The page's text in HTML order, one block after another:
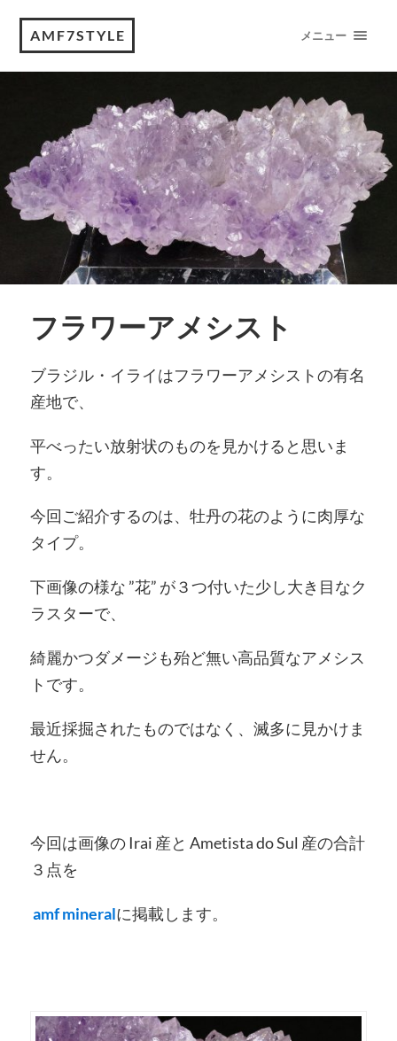
AMF7STYLE メニュー
フラワーアメシスト
ブラジル・イライはフラワーアメシストの有名
産地で、
平べったい放射状のものを見かけると思いま
す。
今回ご紹介するのは、牡丹の花のように肉厚な
タイプ。
下画像の様な ”花” が３つ付いた少し大き目なク
ラスターで、
綺麗かつダメージも殆ど無い高品質なアメシス
トです。
最近採掘されたものではなく、滅多に見かけま
せん。
今回は画像の Irai 産と Ametista do Sul 産の合計
３点を
amf mineralに掲載します。